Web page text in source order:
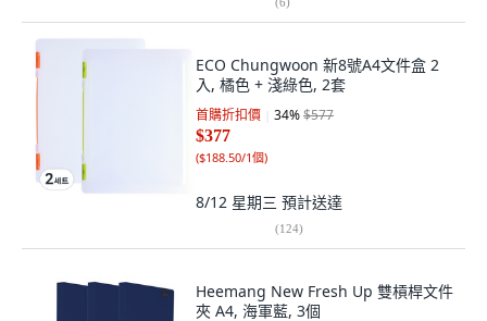
ECO Chungwoon 新8號A4文件盒 2
入, 橘色 + 淺綠色, 2套
首購折扣價 34%$577
$377
($188.50/1個)
8/12 星期三 預計送達
(124)
Heemang New Fresh Up 雙槓桿文件
夾 A4, 海軍藍, 3個